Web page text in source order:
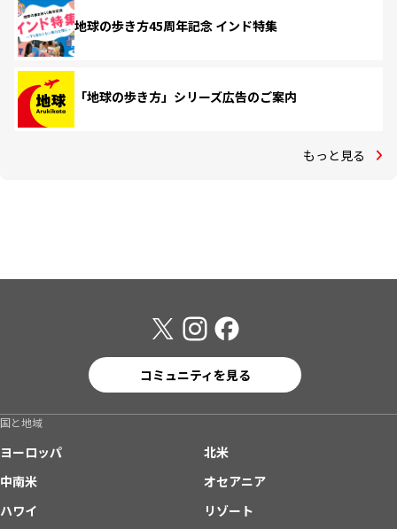
地球の歩き方45周年記念 インド特集
「地球の歩き方」シリーズ広告のご案内
もっと見る
コミュニティを見る
国と地域
ヨーロッパ
北米
中南米
オセアニア
ハワイ
リゾート